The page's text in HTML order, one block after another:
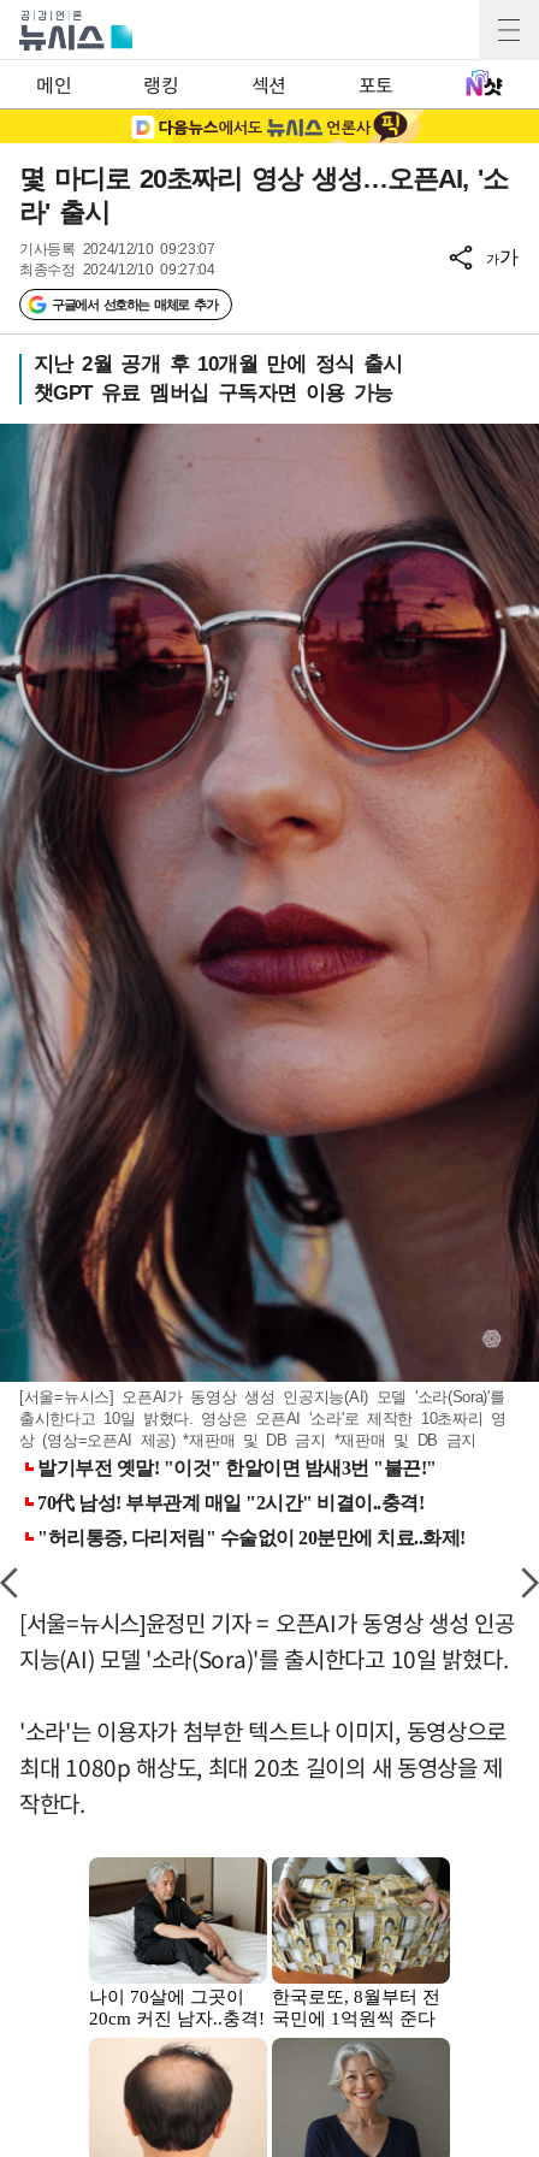
메인 랭킹 섹션 포토
몇 마디로 20초짜리 영상 생성…오픈AI, '소
라' 출시
기사등록 2024/12/10 09:23:07
최종수정 2024/12/10 09:27:04
구글에서 선호하는 매체로 추가
가가
지난 2월 공개 후 10개월 만에 정식 출시
챗GPT 유료 멤버십 구독자면 이용 가능
[서울=뉴시스] 오픈AI가 동영상 생성 인공지능(AI) 모델 '소라(Sora)'를
출시한다고 10일 밝혔다. 영상은 오픈AI '소라'로 제작한 10초짜리 영
상 (영상=오픈AI 제공) *재판매 및 DB 금지 *재판매 및 DB 금지
[서울=뉴시스]윤정민 기자 = 오픈AI가 동영상 생성 인공
지능(AI) 모델 '소라(Sora)'를 출시한다고 10일 밝혔다.
'소라'는 이용자가 첨부한 텍스트나 이미지, 동영상으로
최대 1080p 해상도, 최대 20초 길이의 새 동영상을 제
작한다.